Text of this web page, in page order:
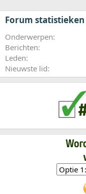
Forum statistieken
Onderwerpen
Berichten
Leden
Nieuwste lid